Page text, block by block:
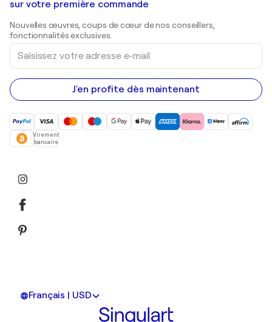
Estampes
Peintures acryliques
Galeries d'art en Belgique
sur votre première commande
Nouvelles œuvres, coups de cœur de nos conseillers,
fonctionnalités exclusives.
Saisissez
votre
adresse
e-
mail
J'en profite dès maintenant
Virement
bancaire
Français | USD